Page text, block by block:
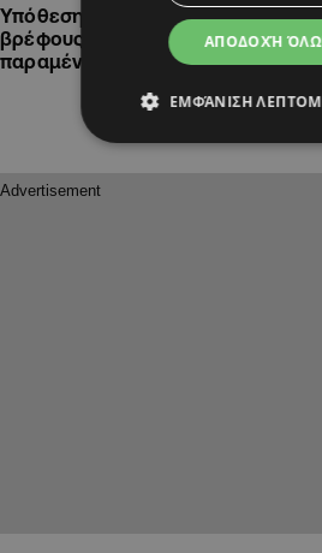
Υπόθεση τρίμηνου
βρέφους: Χωρίς δικηγόρο
παραμένει το ζεύγος
Δεν
αρωγή
ΑΠΟΔΟΧΉ
ΕΜΦΆΝΙΣΗ